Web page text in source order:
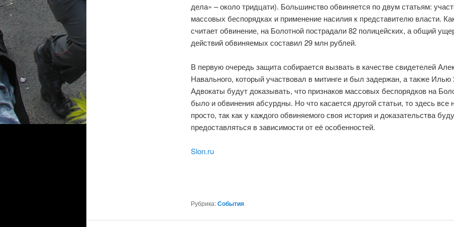
дела» – около тридцати). Большинство обвиняется по двум статьям:
массовых беспорядках и применение насилия к представителю власти.
считает обвинение, на Болотной пострадали 82 полицейских, а общий
действий обвиняемых составил 29 млн рублей.
В первую очередь защита собирается вызвать в качестве свидетелей
Навального, который участвовал в митинге и был задержан, а также
Адвокаты будут доказывать, что признаков массовых беспорядков на
было и обвинения абсурдны. Но что касается другой статьи, то здесь все
просто, так как у каждого обвиняемого своя история и доказательства
предоставляться в зависимости от её особенностей.
Slon.ru
Рубрика:События